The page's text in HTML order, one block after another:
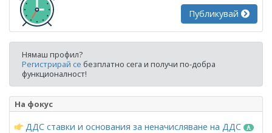
Публикувай
Нямаш профил?
Регистрирай се безплатно сега и получи по-добра
функционалност!
На фокус
ДДС ставки и основания за неначисляване на ДДС